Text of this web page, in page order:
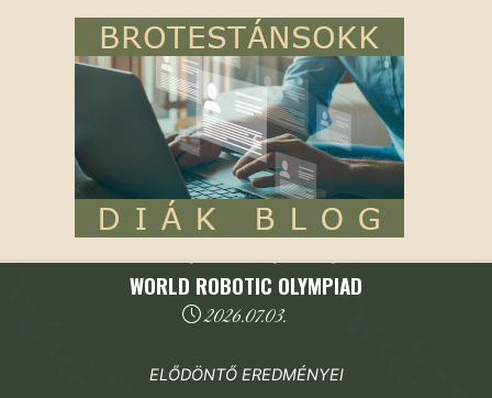
2025/2026. tanév|Robotika szakkör|
WORLD ROBOTIC OLYMPIAD
2026.07.03.
ELŐDÖNTŐ EREDMÉNYEI